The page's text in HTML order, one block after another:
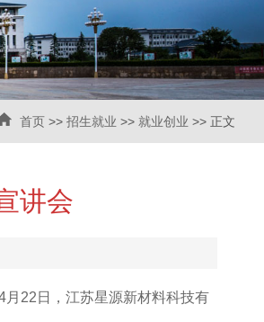
首页 >> 招生就业 >> 就业创业 >> 正文
讲会
22日，江苏星源新材料科技有